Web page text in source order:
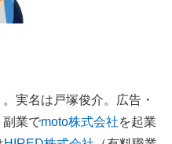
。実名は戸塚俊介。広告・
副業でmoto株式会社を起業